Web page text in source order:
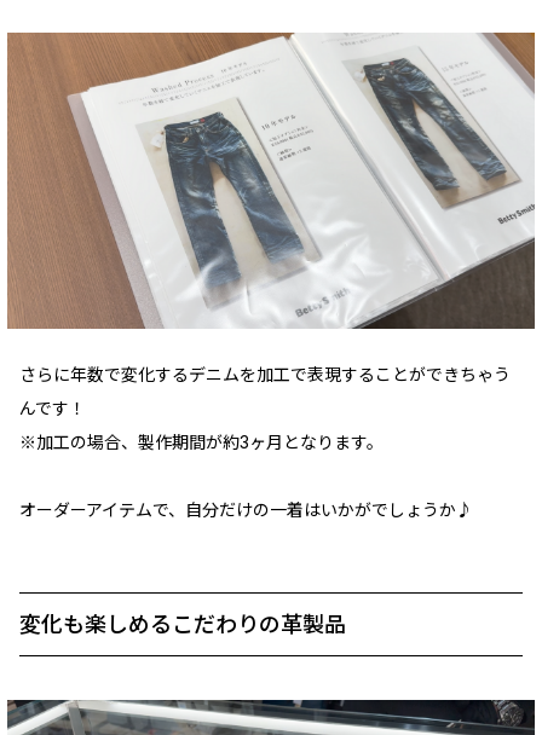
さらに年数で変化するデニムを加工で表現することができちゃう
んです！
※加工の場合、製作期間が約3ヶ月となります。
オーダーアイテムで、自分だけの一着はいかがでしょうか♪
変化も楽しめるこだわりの革製品